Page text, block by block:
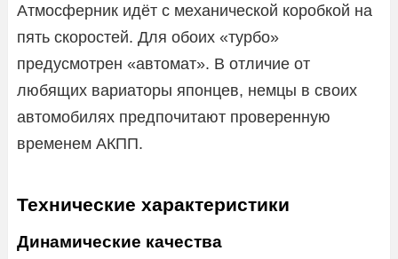
Атмосферник идёт с механической коробкой на
пять скоростей. Для обоих «турбо»
предусмотрен «автомат». В отличие от
любящих вариаторы японцев, немцы в своих
автомобилях предпочитают проверенную
временем АКПП.
Технические характеристики
Динамические качества